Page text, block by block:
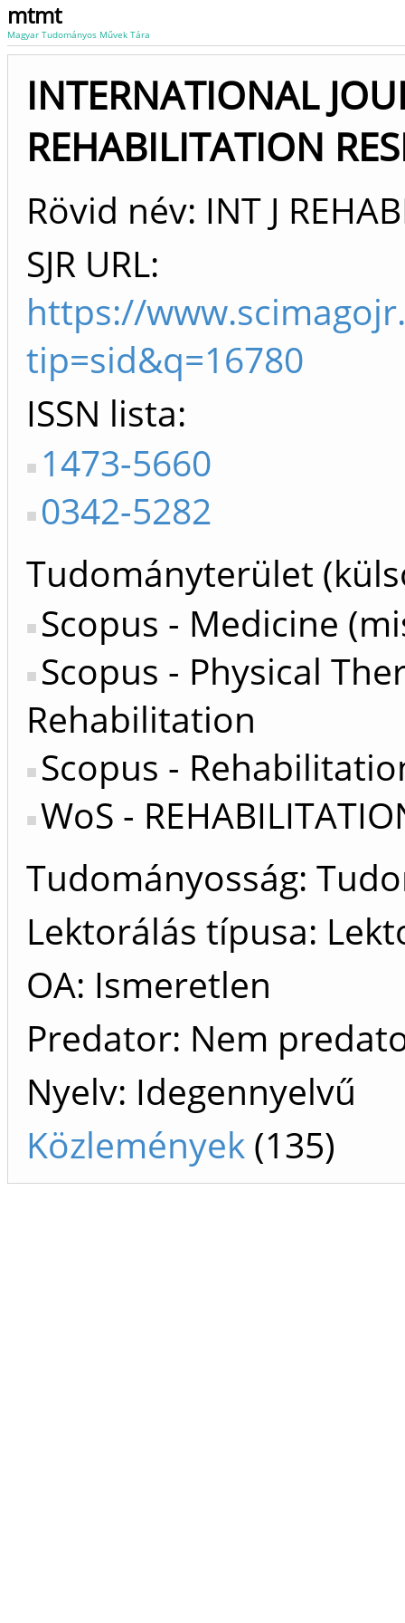
mtmt
Magyar Tudományos Művek Tára
INTERNATIONAL
REHABILITATION
Rövid név: INT J
SJR URL:
https://
tip=sid&q=16780
ISSN lista
1473-5660
0342-5282
Tudományterület
Scopus - Medicine
Scopus - Physical
Rehabilitation
Scopus -
WoS -
Tudományosság:
Lektorálás típusa:
OA: Ismeretlen
Predator: Nem
Nyelv: Idegennyelvű
Közlemények (135)